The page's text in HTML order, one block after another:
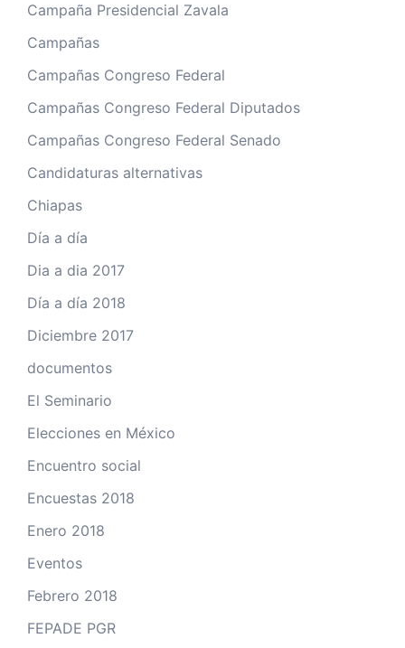
Campaña Presidencial Zavala
Campañas
Campañas Congreso Federal
Campañas Congreso Federal Diputados
Campañas Congreso Federal Senado
Candidaturas alternativas
Chiapas
Día a día
Dia a dia 2017
Día a día 2018
Diciembre 2017
documentos
El Seminario
Elecciones en México
Encuentro social
Encuestas 2018
Enero 2018
Eventos
Febrero 2018
FEPADE PGR